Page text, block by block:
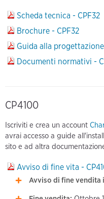
Scheda tecnica - CPF32
Brochure - CPF32
Guida alla
Documenti normativi -
CP4100
Iscriviti e crea un account
avrai accesso a guide
sito e ad altra
Avviso di fine vita -
Avviso di fine vendita